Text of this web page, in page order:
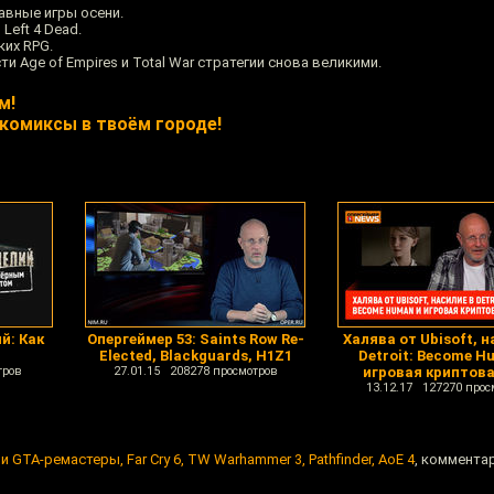
игры осени.
4 Dead.
RPG.
Age of Empires и Total War стратегии снова великими.
в твоём городе!
Как
Опергеймер 53: Saints Row Re-
Elected, Blackguards, H1Z1
27.01.15 208278 просмотров
Халява от Ubisoft,
Detroit: Become
игровая
13.12.17 127270
ремастеры, Far Cry 6, TW Warhammer 3, Pathfinder, AoE 4,